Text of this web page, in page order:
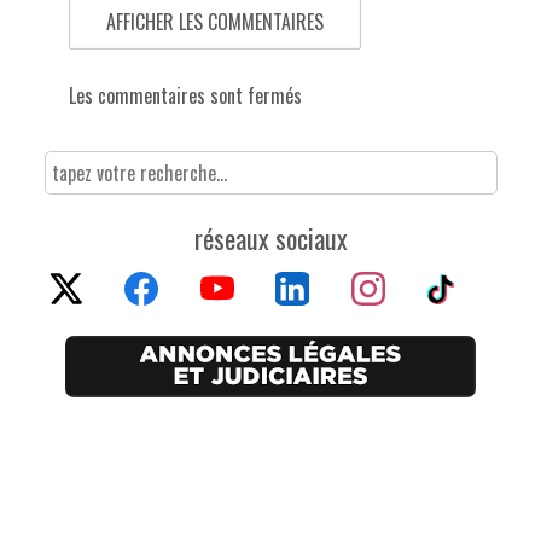
AFFICHER LES COMMENTAIRES
Les commentaires sont fermés
réseaux sociaux